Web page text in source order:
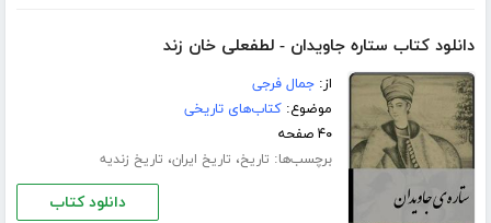
دانلود کتاب ستاره جاویدان - لطفعلی خان زند
از:جمال فرجی
موضوع:کتاب‌های تاریخی
۴۰ صفحه
برچسب‌ها: تاریخ، تاریخ ایران، تاریخ زندیه
دانلود کتاب